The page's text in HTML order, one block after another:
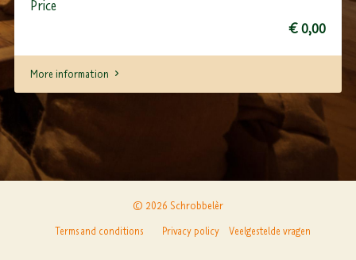
Price
€ 0,00
More information
© 2026 Schrobbelèr
Terms and conditions Privacy policy Veelgestelde vragen